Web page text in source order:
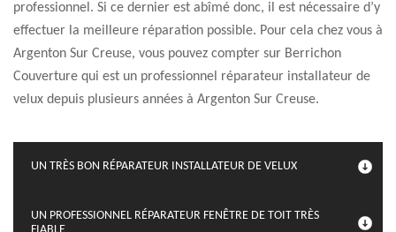
professionnel. Si ce dernier est abîmé donc, il est nécessaire d’y
effectuer la meilleure réparation possible. Pour cela chez vous à
Argenton Sur Creuse, vous pouvez compter sur Berrichon
Couverture qui est un professionnel réparateur installateur de
velux depuis plusieurs années à Argenton Sur Creuse.
UN TRÈS BON RÉPARATEUR INSTALLATEUR DE VELUX
UN PROFESSIONNEL RÉPARATEUR FENÊTRE DE TOIT TRÈS